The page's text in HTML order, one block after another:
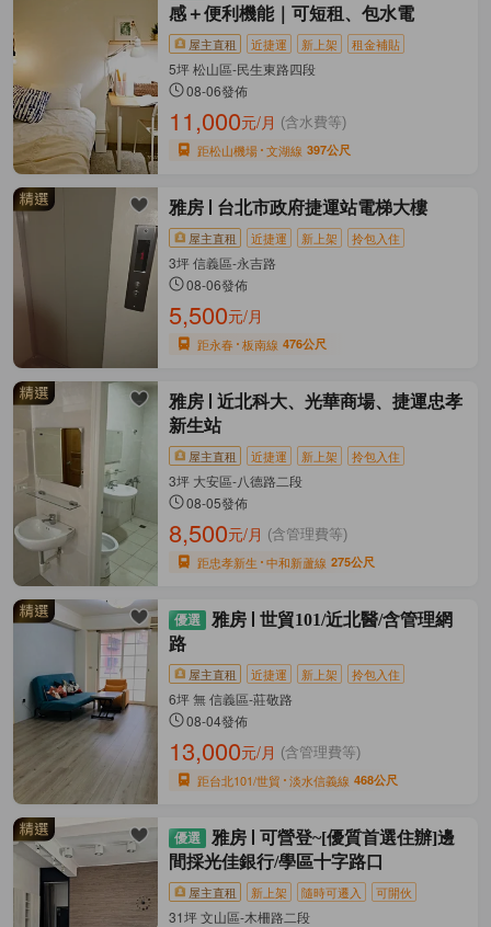
感＋便利機能｜可短租、包水電
屋主直租 近捷運 新上架 租金補貼
5坪 松山區-民生東路四段
08-06發佈
11,000元/月 (含水費等)
距松山機場 文湖線 397公尺
雅房 台北市政府捷運站電梯大樓
屋主直租 近捷運 新上架 拎包入住
3坪 信義區-永吉路
08-06發佈
5,500元/月
距永春 板南線 476公尺
雅房
近北科大、光華商場、捷運忠孝
新生站
屋主直租 近捷運 新上架 拎包入住
3坪 大安區-八德路二段
08-05發佈
8,500元/月 (含管理費等)
距忠孝新生 中和新蘆線 275公尺
雅房
世貿101/近北醫/含管理網
路
屋主直租 近捷運 新上架 拎包入住
6坪 無 信義區-莊敬路
08-04發佈
13,000元/月 (含管理費等)
距台北101/世貿 淡水信義線 468公尺
雅房
可營登~[優質首選住辦]邊
間採光佳銀行/學區十字路口
屋主直租 新上架 隨時可遷入 可開伙
31坪 文山區-木柵路二段